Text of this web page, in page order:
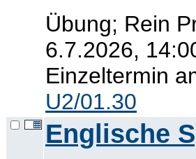
Übung; Rein
6.7.2026,
Einzeltermin
U2/01.30
Englische